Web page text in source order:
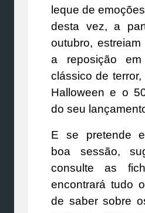
leque de
desta vez, a
outubro,
a reposição
clássico de
Halloween e o
do seu
E se pretende
boa sessão,
consulte as
encontrará tudo
de saber sobre